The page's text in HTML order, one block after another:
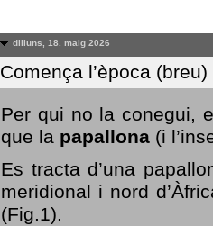
dilluns, 18. maig 2026
Comença l’època
Per qui no la conegui,
que la papallona (i
Es tracta d’una
meridional i nord
(Fig.1).